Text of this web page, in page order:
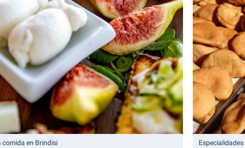
comida en Brindisi